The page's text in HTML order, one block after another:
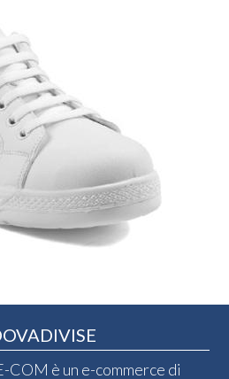
COM è un e-commerce di